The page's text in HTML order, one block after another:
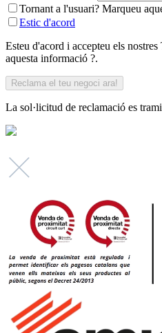
Tornant a l'usuari? Marqueu
Estic d'acord
Esteu d'acord i accepteu els
aquesta informació ?.
La sol·licitud de reclamació es